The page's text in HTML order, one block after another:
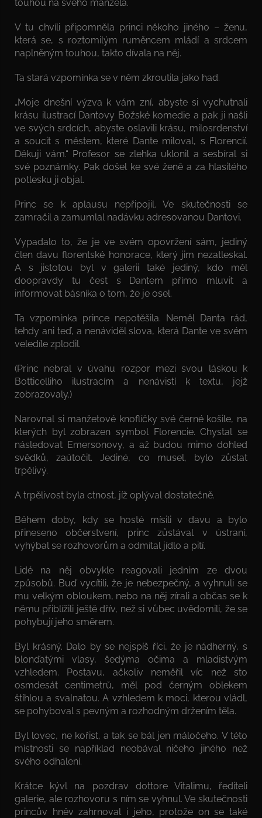
touhou na svého manžela.
V tu chvíli připomněla princi někoho jiného – ženu,
která se, s roztomilým ruměncem mládí a srdcem
naplněným touhou, takto dívala na něj.
Ta stará vzpomínka se v něm zkroutila jako had.
„Moje dnešní výzva k vám zní, abyste si vychutnali
krásu ilustrací Dantovy Božské komedie a pak ji našli
ve svých srdcích, abyste oslavili krásu, milosrdenství
a soucit s městem, které Dante miloval, s Florencií.
Děkuji vám.“ Profesor se zlehka uklonil a sesbíral si
své poznámky. Pak došel ke své ženě a za hlasitého
potlesku ji objal.
Princ se k aplausu nepřipojil. Ve skutečnosti se
zamračil a zamumlal nadávku adresovanou Dantovi.
Vypadalo to, že je ve svém opovržení sám, jediný
člen davu florentské honorace, který jim nezatleskal.
A s jistotou byl v galerii také jediný, kdo měl
doopravdy tu čest s Dantem přímo mluvit a
informovat básníka o tom, že je osel.
Ta vzpomínka prince nepotěšila. Neměl Danta rád,
tehdy ani teď, a nenáviděl slova, která Dante ve svém
veledíle zplodil.
(Princ nebral v úvahu rozpor mezi svou láskou k
Botticelliho ilustracím a nenávistí k textu, jejž
zobrazovaly.)
Narovnal si manžetové knoflíčky své černé košile, na
kterých byl zobrazen symbol Florencie. Chystal se
následovat Emersonovy, a až budou mimo dohled
svědků, zaútočit. Jediné, co musel, bylo zůstat
trpělivý.
A trpělivost byla ctnost, jíž oplýval dostatečně.
Během doby, kdy se hosté mísili v davu a bylo
přineseno občerstvení, princ zůstával v ústraní,
vyhýbal se rozhovorům a odmítal jídlo a pití.
Lidé na něj obvykle reagovali jedním ze dvou
způsobů. Buď vycítili, že je nebezpečný, a vyhnuli se
mu velkým obloukem, nebo na něj zírali a občas se k
němu přiblížili ještě dřív, než si vůbec uvědomili, že se
pohybují jeho směrem.
Byl krásný. Dalo by se nejspíš říci, že je nádherný, s
blonďatými vlasy, šedýma očima a mladistvým
vzhledem. Postavu, ačkoliv neměřil víc než sto
osmdesát centimetrů, měl pod černým oblekem
štíhlou a svalnatou. A vzhledem k moci, kterou vládl,
se pohyboval s pevným a rozhodným držením těla.
Byl lovec, ne kořist, a tak se bál jen máločeho. V této
místnosti se například neobával ničeho jiného než
svého odhalení.
Krátce kývl na pozdrav dottore Vitalimu, řediteli
galerie, ale rozhovoru s ním se vyhnul. Ve skutečnosti
princův hněv zahrnoval i jeho, protože on se také